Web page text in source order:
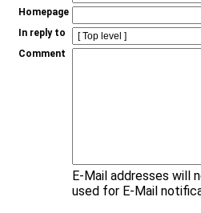
Homepage
In reply to
Comment
E-Mail addresses will
used for E-Mail